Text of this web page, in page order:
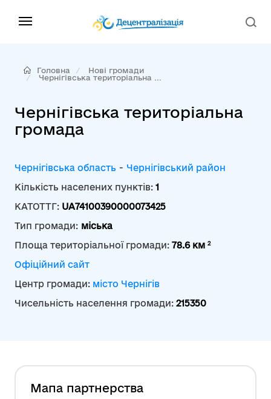
Головна
Нові громади
Чернігівська територіальна ...
Чернігівська територіальна
громада
Чернігівська область - Чернігівський район
Кількість населених пунктів: 1
КАТОТТГ: UA74100390000073425
Тип громади: міська
Площа територіальної громади: 78.6 км 2
Офіційний сайт
Центр громади: місто Чернігів
Чисельність населення громади: 215350
Мапа партнерства